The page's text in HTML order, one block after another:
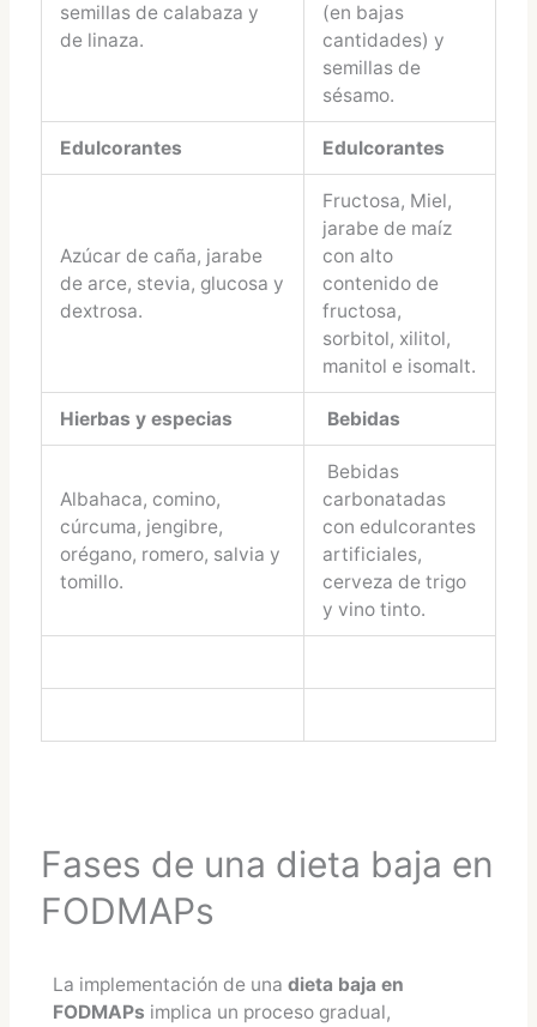
semillas de calabaza y
de linaza.
(en bajas
cantidades) y
semillas de
sésamo.
Edulcorantes Edulcorantes
Azúcar de caña, jarabe
de arce, stevia, glucosa y
dextrosa.
Fructosa, Miel,
jarabe de maíz
con alto
contenido de
fructosa,
sorbitol, xilitol,
manitol e isomalt.
Hierbas y especias Bebidas
Albahaca, comino,
cúrcuma, jengibre,
orégano, romero, salvia y
tomillo.
Bebidas
carbonatadas
con edulcorantes
artificiales,
cerveza de trigo
y vino tinto.
Fases de una dieta baja en
FODMAPs
La implementación de una dieta baja en
FODMAPs implica un proceso gradual,